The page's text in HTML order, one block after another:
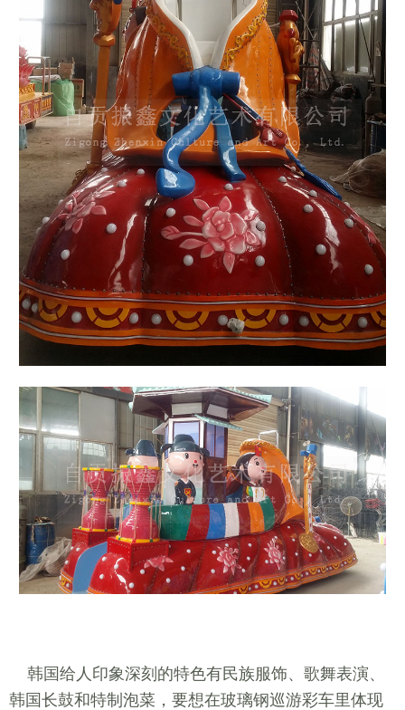
韩国给人印象深刻的特色有民族服饰、歌舞表演、
韩国长鼓和特制泡菜，要想在玻璃钢巡游彩车里体现